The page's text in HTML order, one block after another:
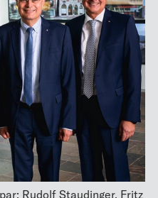
Rudolf Staudinger, Fritz